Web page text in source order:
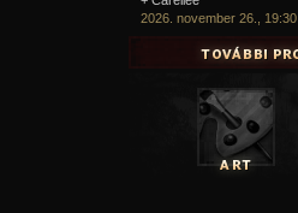
2026. november 26., 19:30